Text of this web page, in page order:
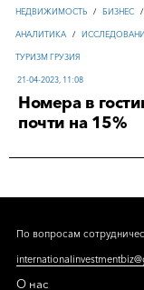
НЕДВИЖИМОСТЬ / БИЗНЕС /
АНАЛИТИКА /
ТУРИЗМ ГРУЗИЯ
21-04-2023, 11:08
Номера в
почти на 15%
По вопросам
О нас